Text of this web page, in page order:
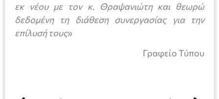
εκ νέου με τον κ. Θραψανιώτη και θεωρώ
δεδομένη τη διάθεση συνεργασίας για την
επίλυσή τους»
Γραφείο Τύπου